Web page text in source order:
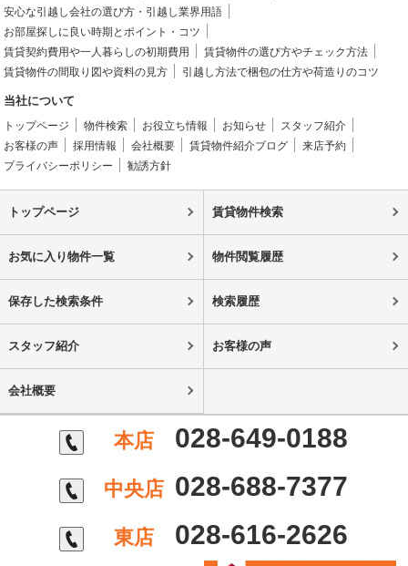
安心な引越し会社の選び方・引越し業界用語
お部屋探しに良い時期とポイント・コツ
賃貸契約費用や一人暮らしの初期費用
賃貸物件の選び方やチェック方法
賃貸物件の間取り図や資料の見方
引越し方法で梱包の仕方や荷造りのコツ
当社について
トップページ 物件検索 お役立ち情報 お知らせ
スタッフ紹介
お客様の声
採用情報 会社概要 賃貸物件紹介ブログ
来店予約
プライバシーポリシー
勧誘方針
トップページ 賃貸物件検索
お気に入り物件一覧 物件閲覧履歴
保存した検索条件 検索履歴
スタッフ紹介 お客様の声
会社概要
本店 028-649-0188
中央店 028-688-7377
東店 028-616-2626